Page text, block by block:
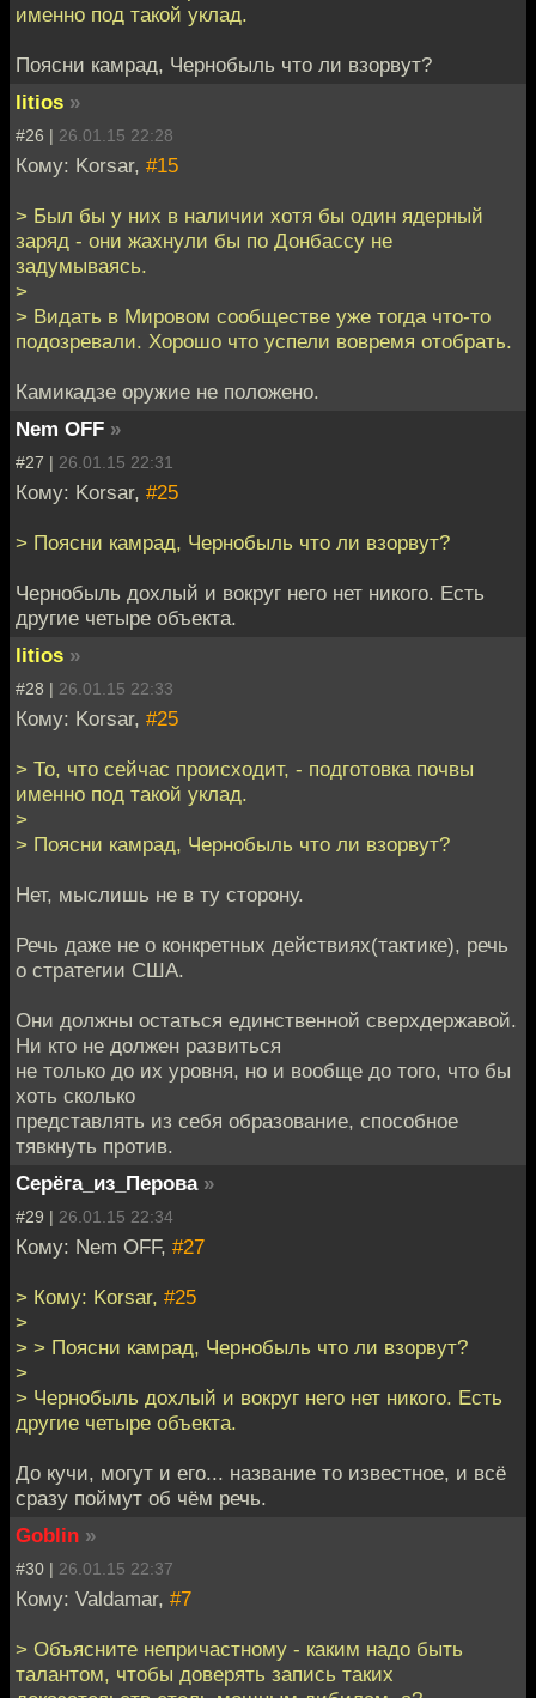
именно под такой уклад.
Поясни камрад, Чернобыль что ли взорвут?
litios »
#26 | 26.01.15 22:28
Кому: Korsar, #15
> Был бы у них в наличии хотя бы один ядерный
заряд - они жахнули бы по Донбассу не
задумываясь.
>
> Видать в Мировом сообществе уже тогда что-то
подозревали. Хорошо что успели вовремя отобрать.
Камикадзе оружие не положено.
Nem OFF »
#27 | 26.01.15 22:31
Кому: Korsar, #25
> Поясни камрад, Чернобыль что ли взорвут?
Чернобыль дохлый и вокруг него нет никого. Есть
другие четыре объекта.
litios »
#28 | 26.01.15 22:33
Кому: Korsar, #25
> То, что сейчас происходит, - подготовка почвы
именно под такой уклад.
>
> Поясни камрад, Чернобыль что ли взорвут?
Нет, мыслишь не в ту сторону.
Речь даже не о конкретных действиях(тактике), речь
о стратегии США.
Они должны остаться единственной сверхдержавой.
Ни кто не должен развиться
не только до их уровня, но и вообще до того, что бы
хоть сколько
представлять из себя образование, способное
тявкнуть против.
Серёга_из_Перова »
#29 | 26.01.15 22:34
Кому: Nem OFF, #27
> Кому: Korsar, #25
>
> > Поясни камрад, Чернобыль что ли взорвут?
>
> Чернобыль дохлый и вокруг него нет никого. Есть
другие четыре объекта.
До кучи, могут и его... название то известное, и всё
сразу поймут об чём речь.
Goblin »
#30 | 26.01.15 22:37
Кому: Valdamar, #7
> Объясните непричастному - каким надо быть
талантом, чтобы доверять запись таких